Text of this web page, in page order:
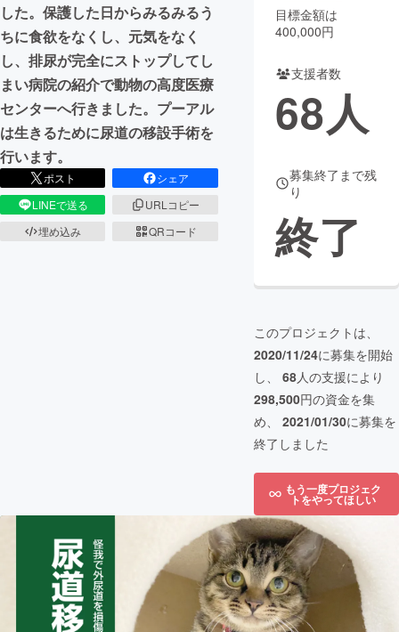
CAMPFIREふるさと納税machi-ya コミュニティ
した。保護した日からみるみるう
ちに食欲をなくし、元気をなく
し、排尿が完全にストップしてし
まい病院の紹介で動物の高度医療
センターへ行きました。プーアル
は生きるために尿道の移設手術を
行います。
ポスト
シェア
LINEで送る
URLコピー
埋め込み
QRコード
目標金額は
400,000円
支援者数
68人
募集終了まで残
り
終了
このプロジェクトは、
2020/11/24に募集を開始
し、 68人の支援により
298,500円の資金を集
め、 2021/01/30に募集を
終了しました
もう一度プロジェク
トをやってほしい